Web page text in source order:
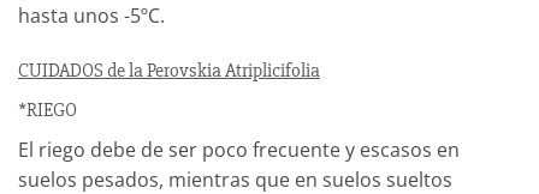
hasta unos -5ºC.
CUIDADOS de la Perovskia Atriplicifolia
*RIEGO
El riego debe de ser poco frecuente y escasos en
suelos pesados, mientras que en suelos sueltos